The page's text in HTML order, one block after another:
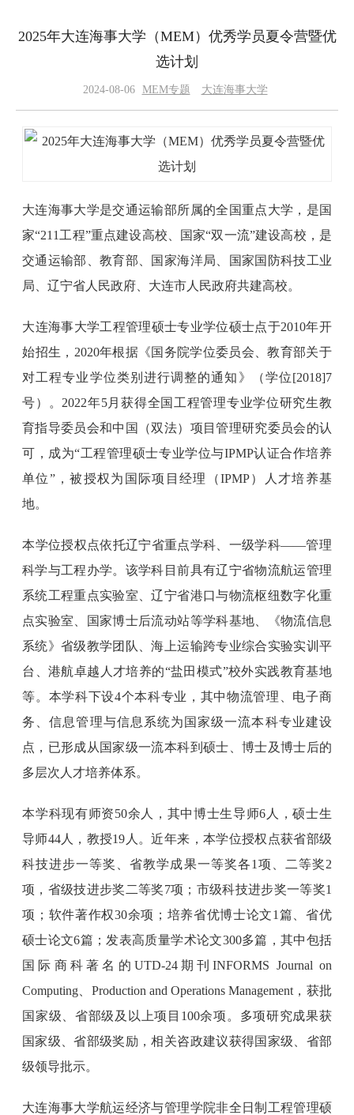
2025年大连海事大学（MEM）优秀学员夏令营暨优
选计划
2024-08-06 MEM专题 大连海事大学
大连海事大学是交通运输部所属的全国重点大学，是国
家“211工程”重点建设高校、国家“双一流”建设高校，是
交通运输部、教育部、国家海洋局、国家国防科技工业
局、辽宁省人民政府、大连市人民政府共建高校。
大连海事大学工程管理硕士专业学位硕士点于2010年开
始招生，2020年根据《国务院学位委员会、教育部关于
对工程专业学位类别进行调整的通知》（学位[2018]7
号）。2022年5月获得全国工程管理专业学位研究生教
育指导委员会和中国（双法）项目管理研究委员会的认
可，成为“工程管理硕士专业学位与IPMP认证合作培养
单位”，被授权为国际项目经理（IPMP）人才培养基
地。
本学位授权点依托辽宁省重点学科、一级学科——管理
科学与工程办学。该学科目前具有辽宁省物流航运管理
系统工程重点实验室、辽宁省港口与物流枢纽数字化重
点实验室、国家博士后流动站等学科基地、《物流信息
系统》省级教学团队、海上运输跨专业综合实验实训平
台、港航卓越人才培养的“盐田模式”校外实践教育基地
等。本学科下设4个本科专业，其中物流管理、电子商
务、信息管理与信息系统为国家级一流本科专业建设
点，已形成从国家级一流本科到硕士、博士及博士后的
多层次人才培养体系。
本学科现有师资50余人，其中博士生导师6人，硕士生
导师44人，教授19人。近年来，本学位授权点获省部级
科技进步一等奖、省教学成果一等奖各1项、二等奖2
项，省级技进步奖二等奖7项；市级科技进步奖一等奖1
项；软件著作权30余项；培养省优博士论文1篇、省优
硕士论文6篇；发表高质量学术论文300多篇，其中包括
国际商科著名的UTD-24期刊INFORMS Journal on
Computing、Production and Operations Management，获批
国家级、省部级及以上项目100余项。多项研究成果获
国家级、省部级奖励，相关咨政建议获得国家级、省部
级领导批示。
大连海事大学航运经济与管理学院非全日制工程管理硕